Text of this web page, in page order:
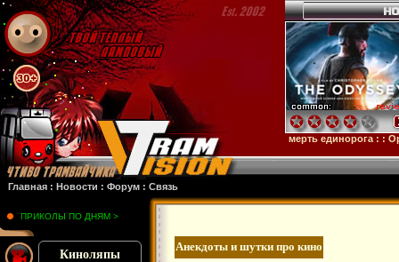
Главная : Новости : Форум : Связь
: :Микки 17: :Субстанция: :28 лет спустя Смерть единорога: :Орудия:
ПРИКОЛЫ ПО ДНЯМ >
Киноляпы
Анекдоты и шутки про кино